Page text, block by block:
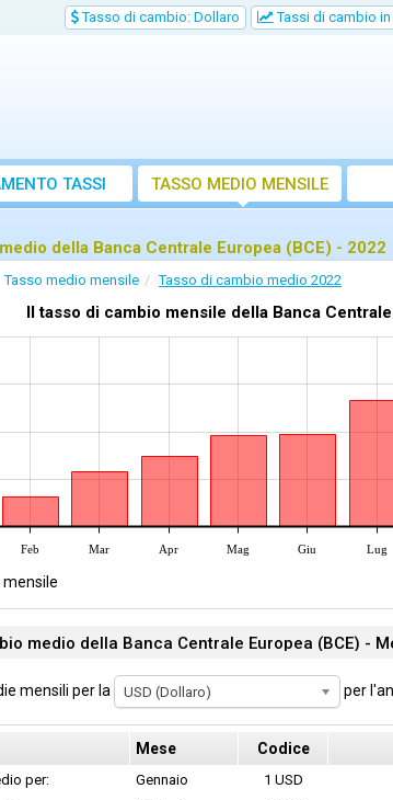
Tasso di cambio: Dollaro Tassi di cambio
TASSI TASSO MEDIO MENSILE
della Banca Centrale Europea (BCE) - 2022
Tasso medio mensile Tasso di cambio medio 2022
Il tasso di cambio mensile della Banca
Feb Mar Apr Mag Giu Lug
mensile
medio della Banca Centrale Europea (BCE) -
mensili per la USD (Dollaro) per
Mese Codice
per: Gennaio 1 USD